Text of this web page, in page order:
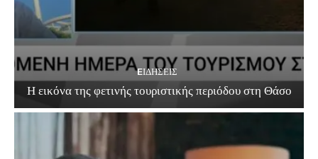
EΙΔΗΣΕΙΣ
Η εικόνα της φετινής τουριστικής περιόδου στη Θάσο